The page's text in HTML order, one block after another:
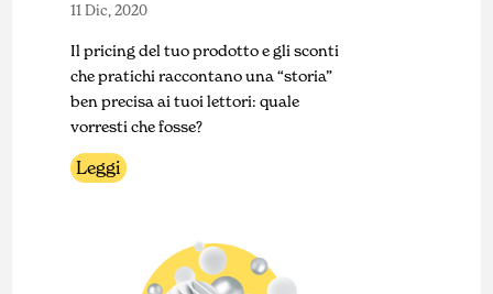
11 Dic, 2020
Il pricing del tuo prodotto e gli sconti
che pratichi raccontano una “storia”
ben precisa ai tuoi lettori: quale
vorresti che fosse?
Leggi